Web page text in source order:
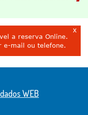
x
a reserva Online.
e-mail ou telefone.
WEB